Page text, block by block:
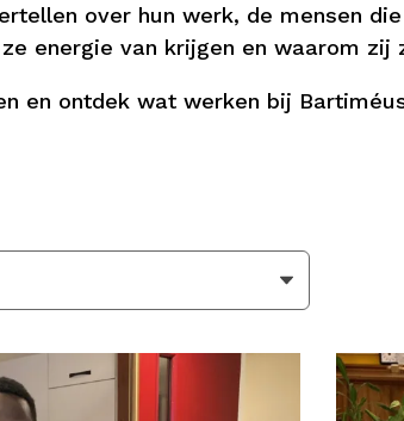
over hun werk, de mensen
energie van krijgen en waarom zij
en ontdek wat werken bij